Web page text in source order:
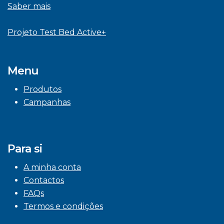
Saber mais
Projeto Test Bed Active+
Menu
Produtos
Campanhas
Para si
A minha conta
Contactos
FAQs
Termos e condições